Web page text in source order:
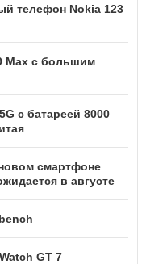
телефон Nokia 123
Max с большим
с батареей 8000
смартфоне
в августе
GT 7